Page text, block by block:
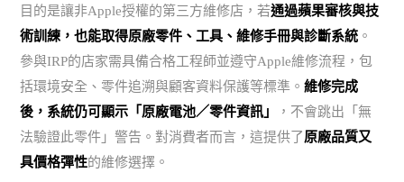
目的是讓非Apple授權的第三方維修店，若通過蘋果審核與技
術訓練，也能取得原廠零件、工具、維修手冊與診斷系統 。
參與IRP的店家需具備合格工程師並遵守Apple維修流程，包
括環境安全、零件追溯與顧客資料保護等標準。維修完成
後，系統仍可顯示「原廠電池／零件資訊」
，不會跳出「無
法驗證此零件」警告。對消費者而言，這提供了原廠品質又
具價格彈性的維修選擇。